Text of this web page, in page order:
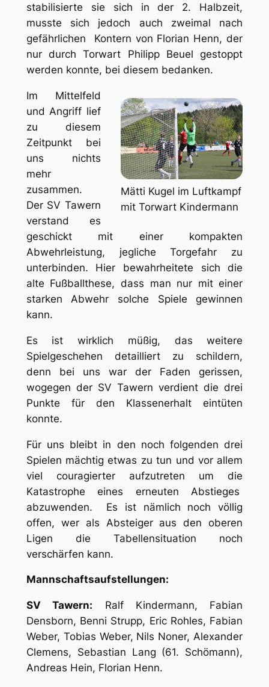
stabilisierte sie sich in der 2. Halbzeit,
musste sich jedoch auch zweimal nach
gefährlichen Kontern von Florian Henn, der
nur durch Torwart Philipp Beuel gestoppt
werden konnte, bei diesem bedanken.
Mätti Kugel im Luftkampf
mit Torwart Kindermann
Im Mittelfeld
und Angriff lief
zu diesem
Zeitpunkt bei
uns nichts
mehr
zusammen.
Der SV Tawern
verstand es
geschickt mit einer kompakten
Abwehrleistung, jegliche Torgefahr zu
unterbinden. Hier bewahrheitete sich die
alte Fußballthese, dass man nur mit einer
starken Abwehr solche Spiele gewinnen
kann.
Es ist wirklich müßig, das weitere
Spielgeschehen detailliert zu schildern,
denn bei uns war der Faden gerissen,
wogegen der SV Tawern verdient die drei
Punkte für den Klassenerhalt eintüten
konnte.
Für uns bleibt in den noch folgenden drei
Spielen mächtig etwas zu tun und vor allem
viel couragierter aufzutreten um die
Katastrophe eines erneuten Abstieges
abzuwenden. Es ist nämlich noch völlig
offen, wer als Absteiger aus den oberen
Ligen die Tabellensituation noch
verschärfen kann.
Mannschaftsaufstellungen:
SV Tawern: Ralf Kindermann, Fabian
Densborn, Benni Strupp, Eric Rohles, Fabian
Weber, Tobias Weber, Nils Noner, Alexander
Clemens, Sebastian Lang (61. Schömann),
Andreas Hein, Florian Henn.